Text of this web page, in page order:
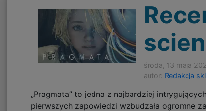
środa, 13 maja
autor: Redakcja
„Pragmata” to jedna z najbardziej
pierwszych zapowiedzi wzbudzała ogromne